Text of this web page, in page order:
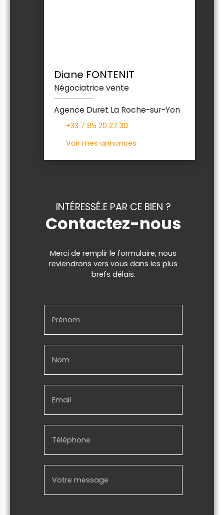
Diane FONTENIT
Négociatrice vente
Agence Duret La Roche-sur-Yon
+33 7 85 20 27 30
Voir mes annonces
INTÉRESSÉ.E PAR CE BIEN ?
Contactez-nous
Merci de remplir le formulaire, nous
reviendrons vers vous dans les plus
brefs délais.
Prénom
Nom
Email
Téléphone
Votre message